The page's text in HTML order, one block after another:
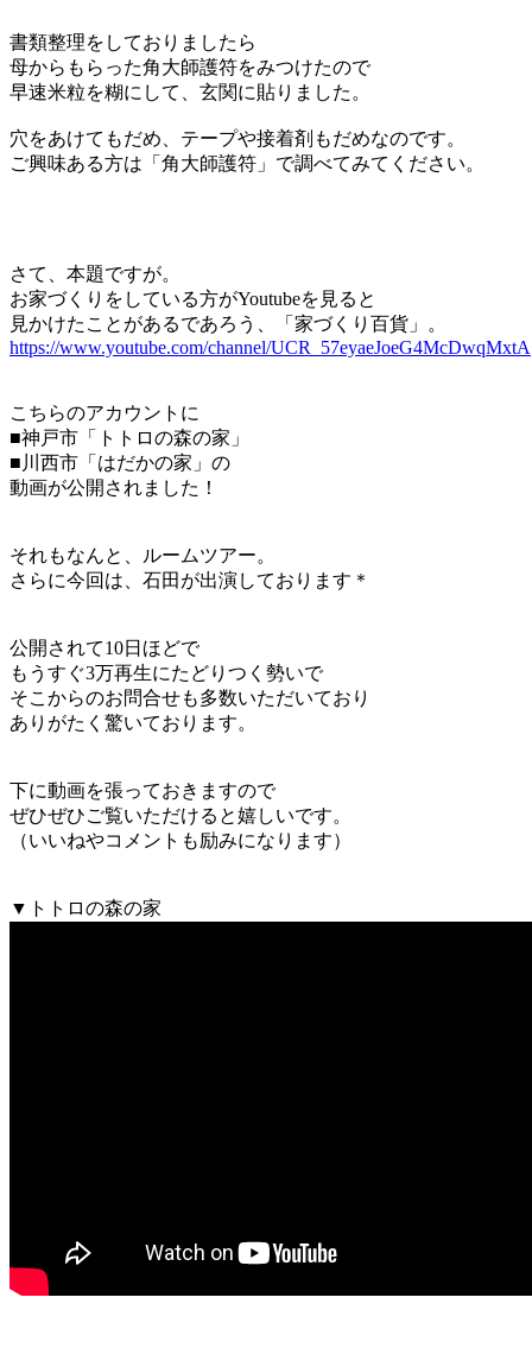
書類整理をしておりましたら
母からもらった角大師護符をみつけたので
早速米粒を糊にして、玄関に貼りました。
穴をあけてもだめ、テープや接着剤もだめなのです。
ご興味ある方は「 角大師護符 」で調べてみてください。
さて、本題ですが。
お家づくりをしている方がYoutubeを見ると
見かけたことがあるであろう、「家づくり百貨」。
https://www.youtube.com/channel/UCR_57eyaeJoeG4McDwqMxtA
こちらのアカウントに
■神戸市「トトロの森の家」
■川西市「はだかの家」の
動画が公開されました！
それもなんと、ルームツアー。
さらに今回は、石田が出演しております＊
公開されて10日ほどで
もうすぐ3万再生にたどりつく勢いで
そこからのお問合せも多数いただいており
ありがたく驚いております。
下に動画を張っておきますので
ぜひぜひご覧いただけると嬉しいです。
（いいねやコメントも励みになります）
▼トトロの森の家